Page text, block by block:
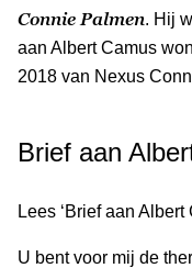
Connie Palmen. Hij
aan Albert Camus
2018 van Nexus
Brief aan
Lees ‘Brief aan Albert
U bent voor mij de